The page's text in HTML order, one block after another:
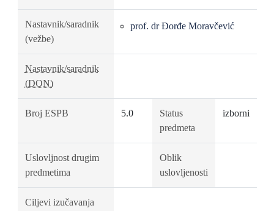
Nastavnik/saradnik
(vežbe)
prof. dr Đorđe Moravčević
Nastavnik/saradnik
(DON)
Broj ESPB 5.0
Status
predmeta
izborni
Uslovljnost drugim
predmetima
Oblik
uslovljenosti
Ciljevi izučavanja